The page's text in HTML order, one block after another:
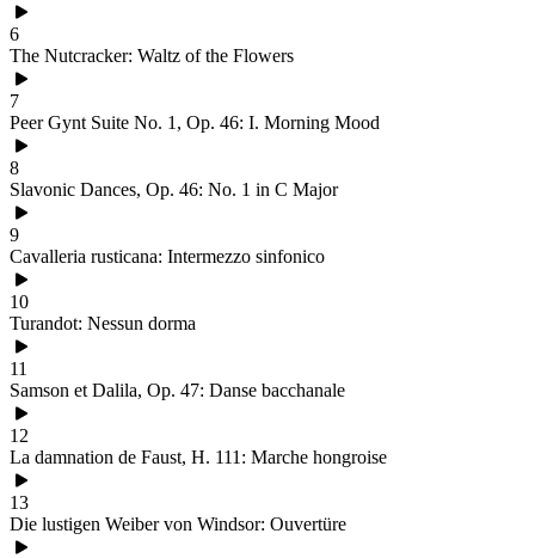
6
The Nutcracker: Waltz of the Flowers
7
Peer Gynt Suite No. 1, Op. 46: I. Morning Mood
8
Slavonic Dances, Op. 46: No. 1 in C Major
9
Cavalleria rusticana: Intermezzo sinfonico
10
Turandot: Nessun dorma
11
Samson et Dalila, Op. 47: Danse bacchanale
12
La damnation de Faust, H. 111: Marche hongroise
13
Die lustigen Weiber von Windsor: Ouvertüre